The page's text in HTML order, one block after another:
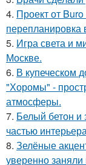
4. Проект от
перепланировка
5. Игра света и
Москве.
6. В купеческом
"Хоромы" -
атмосферы.
7. Белый бетон и
частью
8. Зелёные
уверенно